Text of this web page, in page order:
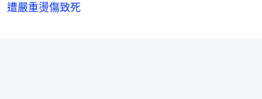
遭嚴重燙傷致死